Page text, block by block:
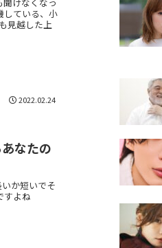
している、小
見越した上
2022.02.24
なたの
か短いでそ
すよね